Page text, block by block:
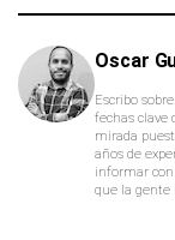
Oscar
Escribo
fechas clave
mirada
años de
informar
que la gente